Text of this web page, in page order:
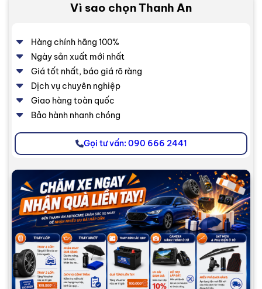
Vì sao chọn Thanh An
Hàng chính hãng 100%
Ngày sản xuất mới nhất
Giá tốt nhất, báo giá rõ ràng
Dịch vụ chuyên nghiệp
Giao hàng toàn quốc
Bảo hành nhanh chóng
Gọi tư vấn: 090 666 2441